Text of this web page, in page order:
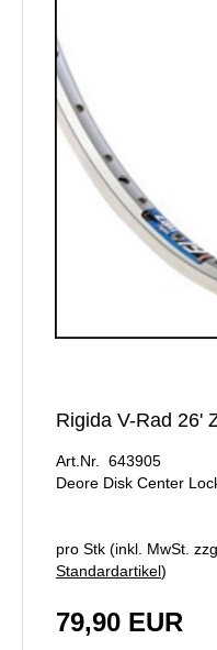
Rigida V-Rad 26'
Art.Nr. 643905
Deore Disk Center
pro Stk (inkl. MwSt.
Standardartikel)
79,90 EUR